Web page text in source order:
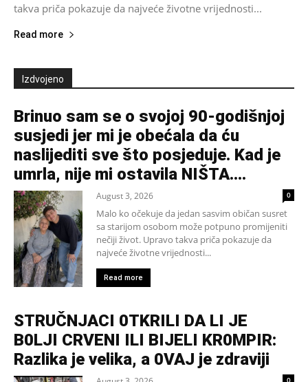
takva priča pokazuje da najveće životne vrijednosti...
Read more
Izdvojeno
Brinuo sam se o svojoj 90-godišnjoj
susjedi jer mi je obećala da ću
naslijediti sve što posjeduje. Kad je
umrla, nije mi ostavila NIŠTA....
August 3, 2026 0
Malo ko očekuje da jedan sasvim običan susret
sa starijom osobom može potpuno promijeniti
nečiji život. Upravo takva priča pokazuje da
najveće životne vrijednosti...
Read more
STRUČNJACI 0TKRILI DA LI JE
B0LJI CRVENI ILI BIJELI KR0MPIR:
Razlika je velika, a 0VAJ je zdraviji
0